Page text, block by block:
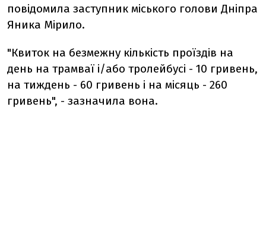
повідомила заступник міського голови Дніпра
Яника Мірило.
"Квиток на безмежну кількість проїздів на
день на трамваї і/або тролейбусі - 10 гривень,
на тиждень - 60 гривень і на місяць - 260
гривень", - зазначила вона.